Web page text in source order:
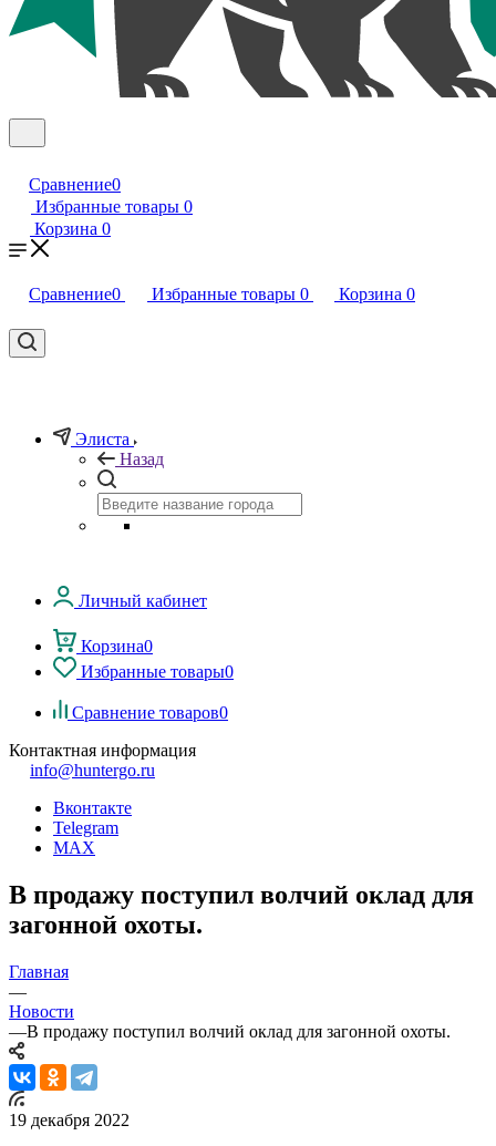
Сравнение0
Избранные товары 0
Корзина 0
Сравнение0 Избранные товары 0 Корзина 0
Элиста
Назад
Личный кабинет
Корзина0
Избранные товары0
Сравнение товаров0
Контактная информация
info@huntergo.ru
Вконтакте
Telegram
MAX
В продажу поступил волчий оклад для
загонной охоты.
Главная
—
Новости
—В продажу поступил волчий оклад для загонной охоты.
19 декабря 2022